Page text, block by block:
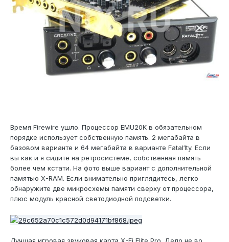
Время Firewire ушло. Процессор EMU20K в обязательном
порядке использует собственную память. 2 мегабайта в
базовом варианте и 64 мегабайта в варианте Fatal1ty. Если
вы как и я сидите на ретросистеме, собственная память
более чем кстати. На фото выше вариант с дополнительной
памятью X-RAM. Если внимательно приглядитесь, легко
обнаружите две микросхемы памяти сверху от процессора,
плюс модуль красной светодиодной подсветки.